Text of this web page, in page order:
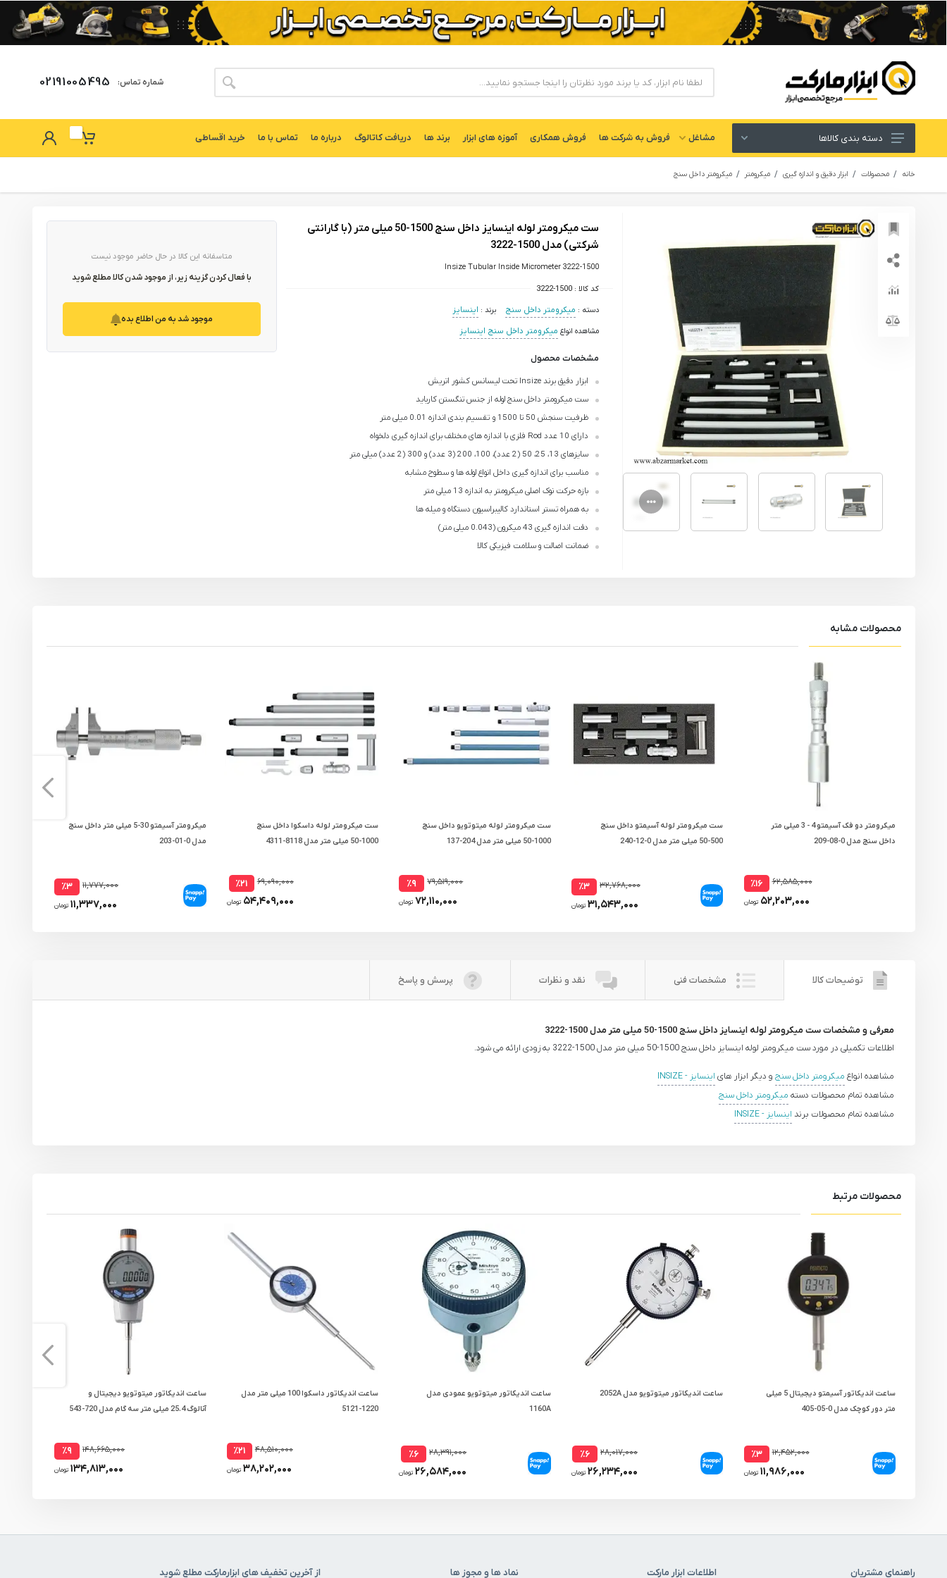
شماره تماس: 02191005495
ابزار های برقی و شارژی
لوازم جانبی ابزار
ابزار های دستی و عمومی
ابزار کارگاهی و گاراژی
ابزار های بادی یا پنوماتیک
ابزار دقیق و اندازه گیری
یراق آلات
قطعات یدکی ابزارآلات
ابزار رنگ آمیزی صنعتی
دسته بندی کالاها مشاغل فروش به شركت ها فروش همکاری آموزه های ابزار برند ها دریافت کاتالوگ درباره ما تماس با ما خرید اقساطی
خانه محصولات ابزار دقیق و اندازه گیری میکرومتر میکرومتر داخل سنج
ست میکرومتر لوله اینسایز داخل سنج 1500-50 میلی متر (با گارانتی
شرکتی) مدل 1500-3222
Insize Tubular Inside Micrometer 3222-1500
کد کالا : 3222-1500
دسته : میکرومتر داخل سنج برند : اینسایز
مشاهده انواع میکرومتر داخل سنج اینسایز
مشخصات محصول
ابزار دقیق برند Insize تحت لیسانس کشور اتریش
ست میکرومتر داخل سنج لوله از جنس تنگستن کارباید
ظرفیت سنجش 50 تا 1500 و تقسیم بندی اندازه 0.01 میلی متر
دارای 10 عدد Rod فلزی با اندازه های مختلف برای اندازه گیری دلخواه
سایزهای 13، 25، 50 (2 عدد)، 100، 200 (3 عدد) و 300 (2 عدد) میلی متر
مناسب برای اندازه گیری داخل انواع لوله ها و سطوح مشابه
بازه حرکت نوک اصلی میکرومتر به اندازه 13 میلی متر
به همراه تستر استاندارد کالیبراسیون دستگاه و میله ها
دقت اندازه گیری 43 میکرون (0.043 میلی متر)
ضمانت اصالت و سلامت فیزیکی کالا
متاسفانه این کالا در حال حاضر موجود نیست
با فعال کردن گزینه زیر، از موجود شدن کالا مطلع شوید
موجود شد به من اطلاع بده
محصولات مشابه
میکرومتر دو فک آسیمتو 4 - 3 میلی متر
داخل سنج مدل 0-08-209
۶۲,۵۸۵,۰۰۰ ٪۱۶
۵۲,۲۰۳,۰۰۰ تومان
ست میکرومتر لوله آسیمتو داخل سنج
500-50 میلی متر مدل 0-12-240
۳۲,۷۶۸,۰۰۰ ٪۳
۳۱,۵۴۳,۰۰۰ تومان
ست میکرومتر لوله میتوتویو داخل سنج
1000-50 میلی متر مدل 204-137
۷۹,۵۱۹,۰۰۰ ٪۹
۷۲,۱۱۰,۰۰۰ تومان
ست میکرومتر لوله داسکوا داخل سنج
1000-50 میلی متر مدل 8118-4311
۶۹,۰۹۰,۰۰۰ ٪۲۱
۵۴,۴۰۹,۰۰۰ تومان
میکرومتر آسیمتو 30-5 میلی متر داخل سنج
مدل 0-01-203
۱۱,۷۷۷,۰۰۰ ٪۳
۱۱,۳۳۷,۰۰۰ تومان
توضیحات کالا مشخصات فنی نقد و نظرات پرسش و پاسخ
معرفی و مشخصات ست میکرومتر لوله اینسایز داخل سنج 1500-50 میلی متر مدل 1500-3222
اطلاعات تکمیلی در مورد ست میکرومتر لوله اینسایز داخل سنج 1500-50 میلی متر مدل 1500-3222 به زودی ارائه می شود.
مشاهده انواع میکرومتر داخل سنج و دیگر ابزار های اینسایز - INSIZE
مشاهده تمام محصولات دسته میکرومتر داخل سنج
مشاهده تمام محصولات برند اینسایز - INSIZE
محصولات مرتبط
ساعت اندیکاتور آسیمتو دیجیتال 5 میلی
متر دور کوچک مدل 0-05-405
۱۲,۴۵۲,۰۰۰ ٪۳
۱۱,۹۸۶,۰۰۰ تومان
ساعت اندیکاتور میتوتویو مدل 2052A
۲۸,۰۱۷,۰۰۰ ٪۶
۲۶,۲۳۴,۰۰۰ تومان
ساعت اندیکاتور میتوتویو عمودی مدل
1160A
۲۸,۳۹۱,۰۰۰ ٪۶
۲۶,۵۸۴,۰۰۰ تومان
ساعت اندیکاتور داسکوا 100 میلی متر مدل
1220-5121
۴۸,۵۱۰,۰۰۰ ٪۲۱
۳۸,۲۰۲,۰۰۰ تومان
ساعت اندیکاتور میتوتویو دیجیتال و
آنالوگ 25.4 میلی متر سه گام مدل 720-543
۱۴۸,۶۶۵,۰۰۰ ٪۹
۱۳۴,۸۱۳,۰۰۰ تومان
راهنمای مشتریان اطلاعات ابزار مارکت نماد ها و مجوز ها از آخرین تخفیف های ابزارمارکت مطلع شوید